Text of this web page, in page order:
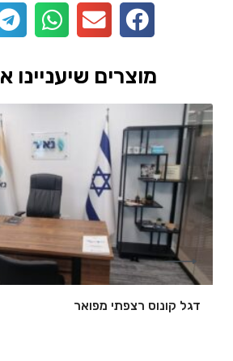
מוצרים שיעניינו
דגל קונוס רצפתי מפואר